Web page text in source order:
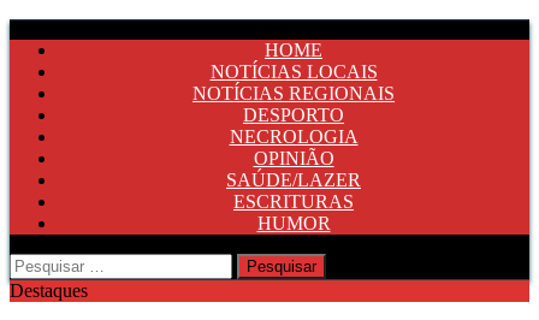
HOME
NOTÍCIAS LOCAIS
NOTÍCIAS REGIONAIS
DESPORTO
NECROLOGIA
OPINIÃO
SAÚDE/LAZER
ESCRITURAS
HUMOR
Pesquisar
por:
Destaques